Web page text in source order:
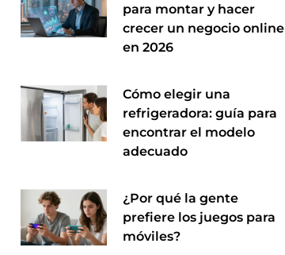
para montar y hacer
crecer un negocio online
en 2026
Cómo elegir una
refrigeradora: guía para
encontrar el modelo
adecuado
¿Por qué la gente
prefiere los juegos para
móviles?